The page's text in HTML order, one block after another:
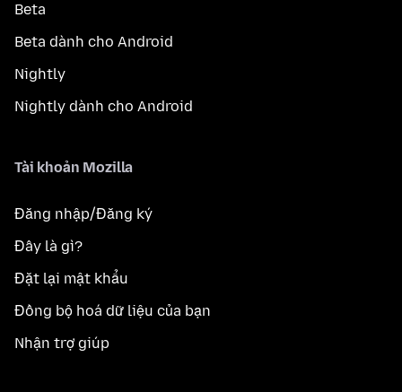
Beta
Beta dành cho Android
Nightly
Nightly dành cho Android
Tài khoản Mozilla
Đăng nhập/Đăng ký
Đây là gì?
Đặt lại mật khẩu
Đồng bộ hoá dữ liệu của bạn
Nhận trợ giúp